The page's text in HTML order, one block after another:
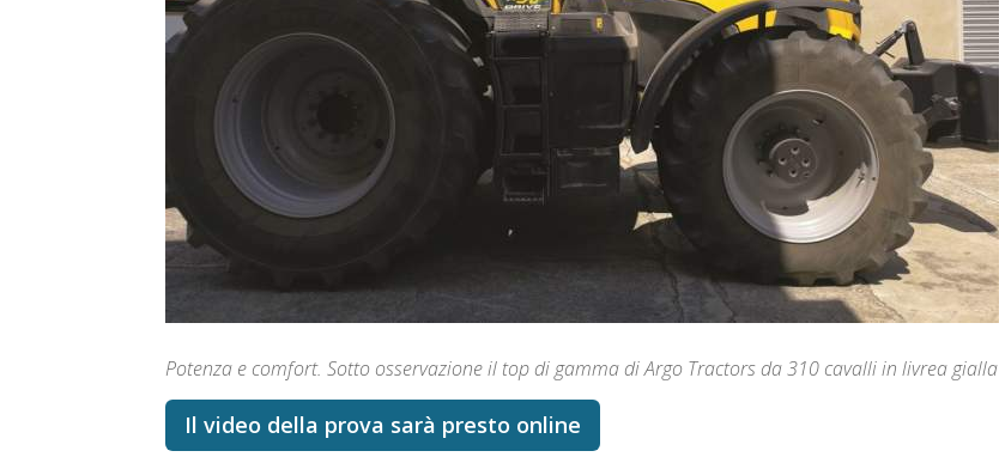
Potenza e comfort. Sotto osservazione il top di gamma di Argo Tractors da 310 cavalli in livrea gialla
Il video della prova sarà presto online